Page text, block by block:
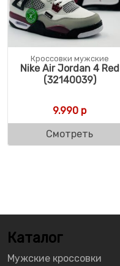
Кроссовки мужские
Nike Air Jordan 4 Red
(32140039)
9.990 р
Смотреть
Каталог
Мужские кроссовки